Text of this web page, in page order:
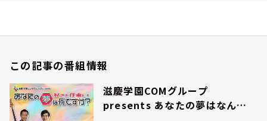
この記事の番組情報
滋慶学園COMグループ
presents あなたの夢はなんで